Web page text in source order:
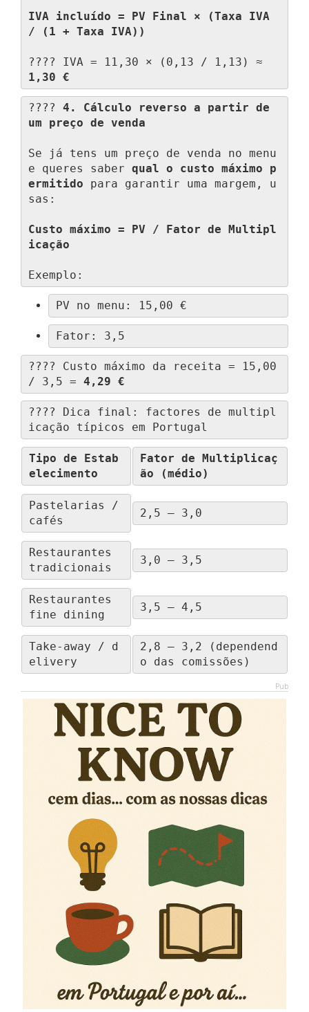
IVA incluído = PV Final × (Taxa IVA
/ (1 + Taxa IVA))
1,30 €
???? 4. Cálculo reverso a partir de
um preço de venda
Se já tens um preço de venda no menu
e queres saber qual o custo máximo p
ermitido para garantir uma margem, u
sas:
Custo máximo = PV / Fator de Multipl
icação
Exemplo:
PV no menu: 15,00 €
Fator: 3,5
???? Custo máximo da receita = 15,00
/ 3,5 = 4,29 €
???? Dica final: factores de multipl
icação típicos em Portugal
Tipo de Estab
elecimento
Fator de Multiplicaç
ão (médio)
Pastelarias /
cafés
2,5 – 3,0
Restaurantes
tradicionais
3,0 – 3,5
Restaurantes
fine dining
3,5 – 4,5
Take-away / d
elivery
2,8 – 3,2 (dependend
o das comissões)
Pub